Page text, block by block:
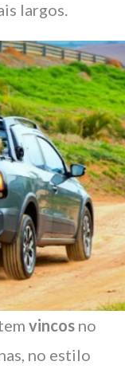
largos.
vincos no
no estilo